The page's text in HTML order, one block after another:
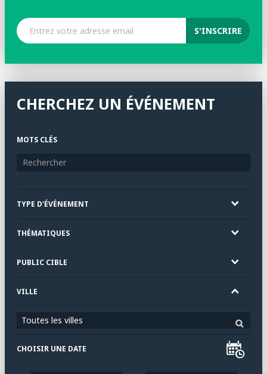
CHERCHEZ UN ÉVÉNEMENT
MOTS CLÉS
TYPE D'ÉVÉNEMENT
THÉMATIQUES
PUBLIC CIBLE
VILLE
Toutes les villes
CHOISIR UNE DATE